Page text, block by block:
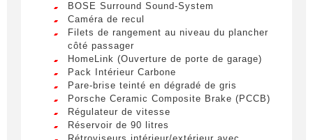
Remplissez le formulaire ci-dessous pour recevoir
une notification par e-mail dès qu’un véhicule
correspondant à vos critères sera disponible.
Civilité *
M.
LIVRAISON PARTOUT EN
FRANCE
BOSE Surround Sound-System
Caméra de recul
Filets de rangement au niveau du plancher
côté passager
HomeLink (Ouverture de porte de garage)
Pack Intérieur Carbone
Pare-brise teinté en dégradé de gris
Porsche Ceramic Composite Brake (PCCB)
Régulateur de vitesse
Réservoir de 90 litres